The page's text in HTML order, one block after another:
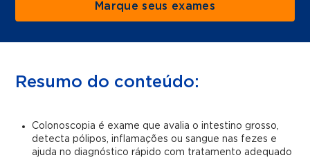
Marque seus exames
Resumo do conteúdo:
Colonoscopia é exame que avalia o intestino grosso,
detecta pólipos, inflamações ou sangue nas fezes e
ajuda no diagnóstico rápido com tratamento adequado